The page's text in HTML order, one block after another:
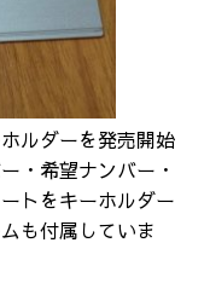
ルダーを発売開始
・希望ナンバー・
トをキーホルダー
も付属していま